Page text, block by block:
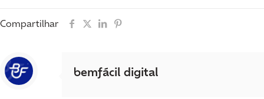
Compartilhar
bemfácil digital